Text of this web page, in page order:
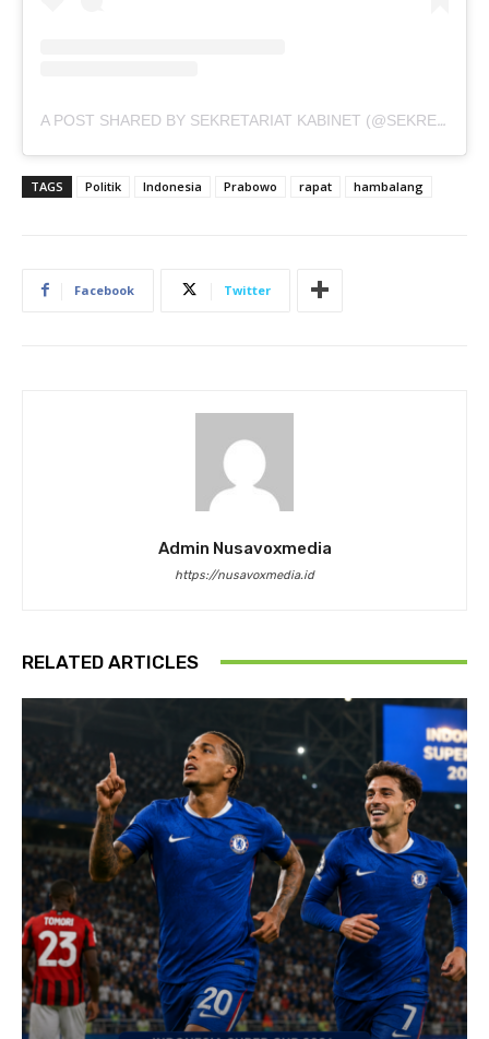
A POST SHARED BY SEKRETARIAT KABINET (@SEKRETARIAT.KABINET)
TAGS Politik Indonesia Prabowo rapat hambalang
Facebook Twitter
Admin Nusavoxmedia
https://nusavoxmedia.id
RELATED ARTICLES